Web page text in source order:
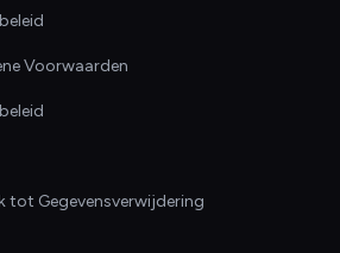
Voorwaarden
tot Gegevensverwijdering